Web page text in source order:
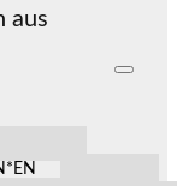
aus